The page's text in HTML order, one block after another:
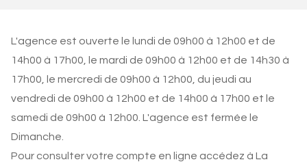
L'agence est ouverte le lundi de 09h00 à 12h00 et de
14h00 à 17h00, le mardi de 09h00 à 12h00 et de 14h30 à
17h00, le mercredi de 09h00 à 12h00, du jeudi au
vendredi de 09h00 à 12h00 et de 14h00 à 17h00 et le
samedi de 09h00 à 12h00. L'agence est fermée le
Dimanche.
Pour consulter votre compte en ligne accédez à La